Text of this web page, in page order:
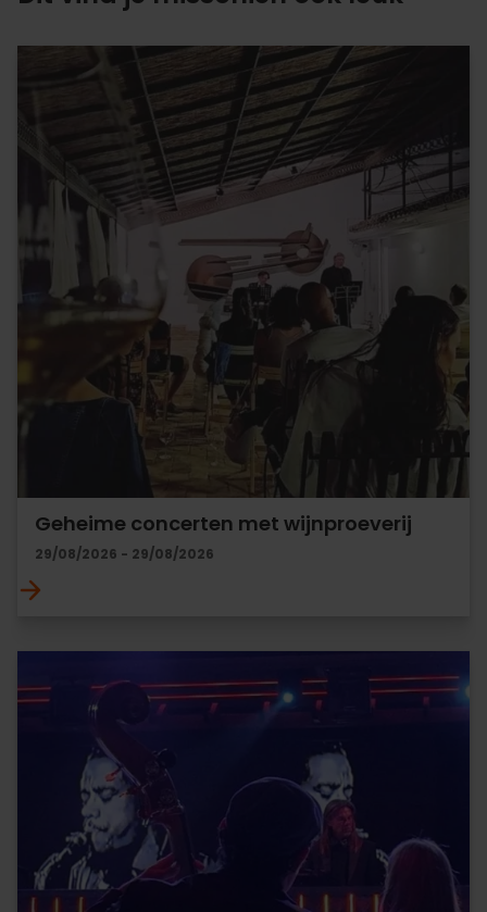
Geheime concerten met wijnproeverij
29/08/2026 - 29/08/2026